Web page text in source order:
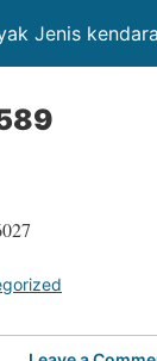
Jenis